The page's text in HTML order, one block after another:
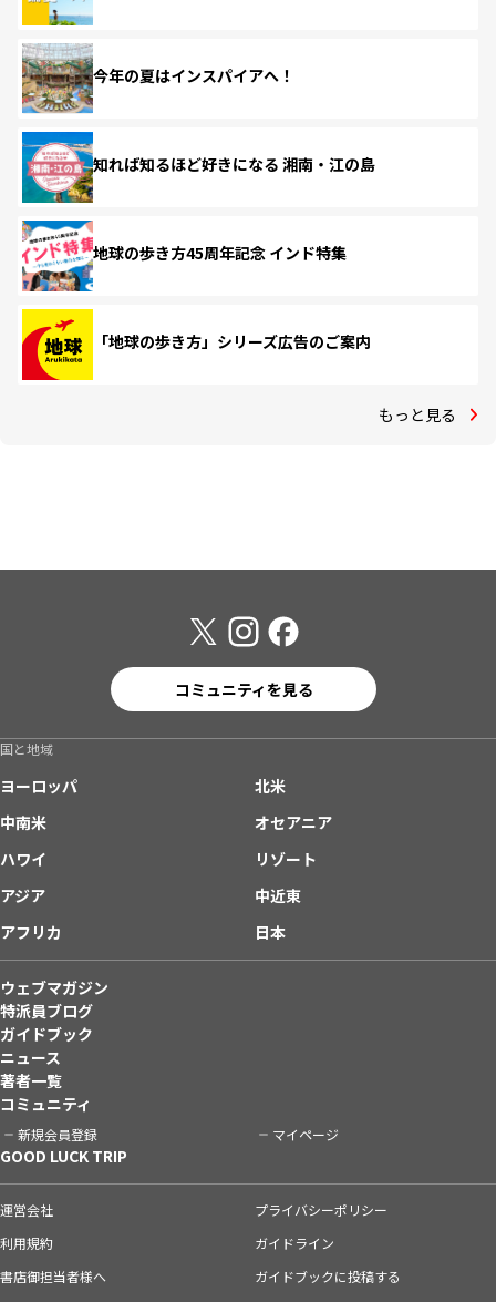
今年の夏はインスパイアへ！
知れば知るほど好きになる 湘南・江の島
地球の歩き方45周年記念 インド特集
「地球の歩き方」シリーズ広告のご案内
もっと見る
コミュニティを見る
国と地域
ヨーロッパ
北米
中南米
オセアニア
ハワイ
リゾート
アジア
中近東
アフリカ
日本
ウェブマガジン
特派員ブログ
ガイドブック
ニュース
著者一覧
コミュニティ
新規会員登録 マイページ
GOOD LUCK TRIP
運営会社
プライバシーポリシー
利用規約
ガイドライン
書店御担当者様へ
ガイドブックに投稿する